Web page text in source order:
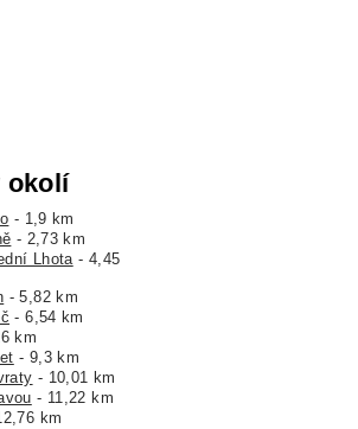
okolí
- 1,9 km
- 2,73 km
Lhota- 4,45
- 5,82 km
- 6,54 km
km
- 9,3 km
- 10,01 km
- 11,22 km
km